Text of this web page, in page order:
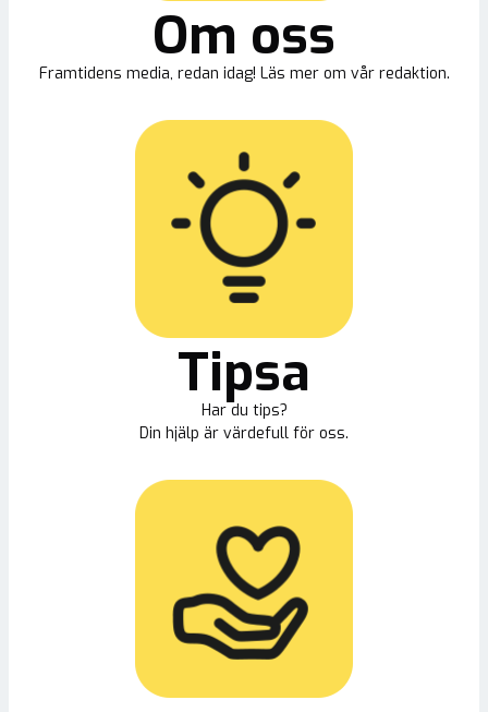
Om oss
Framtidens media, redan idag! Läs mer om vår redaktion.
Tipsa
Har du tips?
Din hjälp är värdefull för oss.